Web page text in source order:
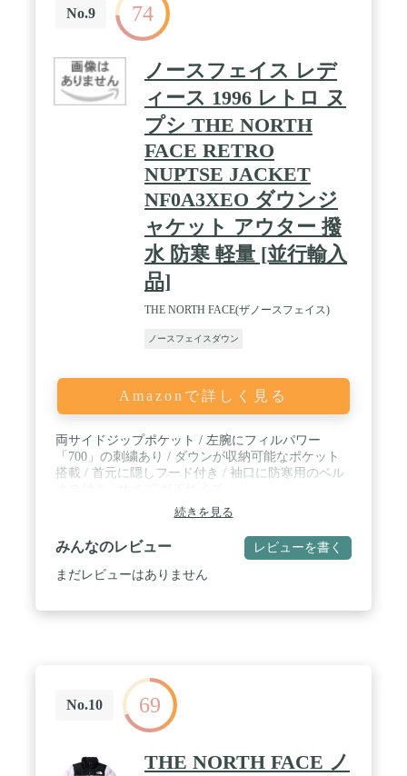
No.9 74
ノースフェイス レデ
ィース 1996 レトロ ヌ
プシ THE NORTH
FACE RETRO
NUPTSE JACKET
NF0A3XEO ダウンジ
ャケット アウター 撥
水 防寒 軽量 [並行輸入
品]
THE NORTH FACE(ザノースフェイス)
ノースフェイスダウン
Amazonで詳しく見る
両サイドジップポケット / 左腕にフィルパワー
「700」の刺繍あり / ダウンが収納可能なポケット
搭載 / 首元に隠しフード付き / 袖口に防寒用のベル
続きを見る
みんなのレビュー レビューを書く
まだレビューはありません
No.10 69
THE NORTH FACE ノ